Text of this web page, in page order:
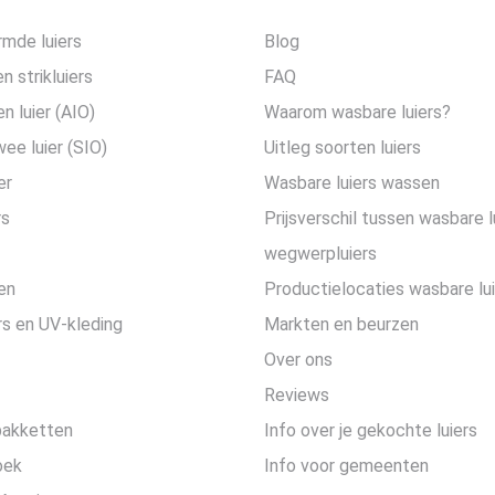
luiers
strikluiers
luier (AIO)
luier (SIO)
en UV-kleding
Blog
FAQ
Waarom wasbare luiers?
Uitleg soorten luiers
Wasbare luiers wassen
Prijsverschil tussen wasbare
wegwerpluiers
Productielocaties wasbare
Markten en beurzen
Over ons
Reviews
Info over je gekochte luiers
Info voor gemeenten